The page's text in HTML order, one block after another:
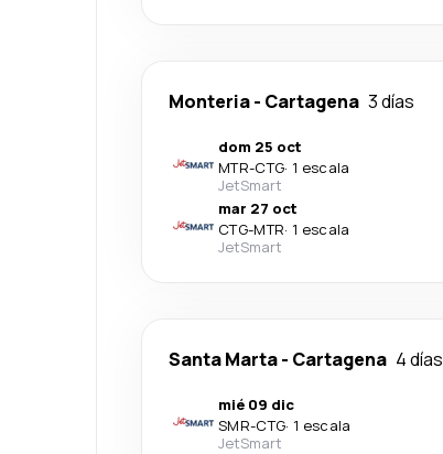
Monteria- Cartagena 3 días
dom 25 oct
MTR-CTG· 1 escala
JetSmart
mar 27 oct
CTG-MTR· 1 escala
JetSmart
Santa Marta- Cartagena 4 días
mié 09 dic
SMR-CTG· 1 escala
JetSmart